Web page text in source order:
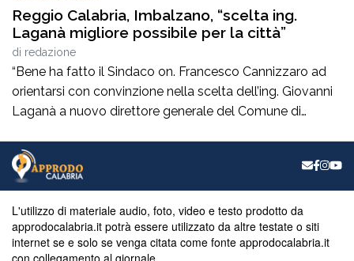
Reggio Calabria, Imbalzano, “scelta ing.
Laganà migliore possibile per la città”
di redazione
“Bene ha fatto il Sindaco on. Francesco Cannizzaro ad
orientarsi con convinzione nella scelta dell’ing. Giovanni
Laganà a nuovo direttore generale del Comune di
profilo che avendo maturato con successo esperienze in
ruoli di alta responsabilità sia sul versante tecnico che in
quello amministrativo -contabile costituisce […]
L'utilizzo di materiale audio, foto, video e testo prodotto da
approdocalabria.it potrà essere utilizzato da altre testate o siti
internet se e solo se venga citata come fonte approdocalabria.it
con collegamento al giornale.